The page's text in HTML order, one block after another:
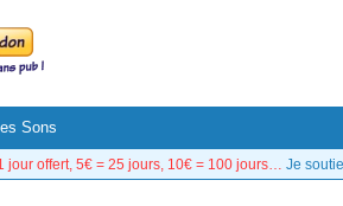
Sons
jour offert, 5€ = 25 jours, 10€ = 100 jours… Je